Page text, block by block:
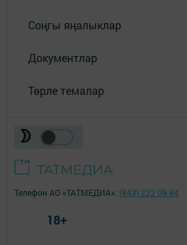
Соңгы яңалыклар
Документлар
Төрле темалар
Телефон АО «ТАТМЕДИА»: (843) 222 09 84
18+